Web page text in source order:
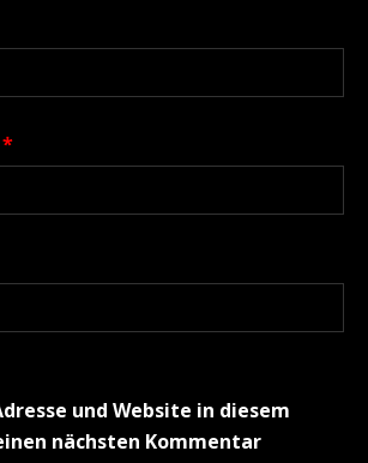
*
und Website in diesem
nächsten Kommentar